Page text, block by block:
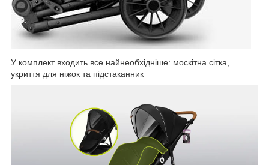
У комплект входить все найнеобхідніше: москітна сітка,
укриття для ніжок та підстаканник